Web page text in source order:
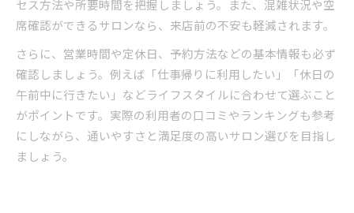
セス方法や所要時間を把握しましょう。また、混雑状況や空
席確認ができるサロンなら、来店前の不安も軽減されます。
さらに、営業時間や定休日、予約方法などの基本情報も必ず
確認しましょう。例えば「仕事帰りに利用したい」「休日の
午前中に行きたい」などライフスタイルに合わせて選ぶこと
がポイントです。実際の利用者の口コミやランキングも参考
にしながら、通いやすさと満足度の高いサロン選びを目指し
ましょう。